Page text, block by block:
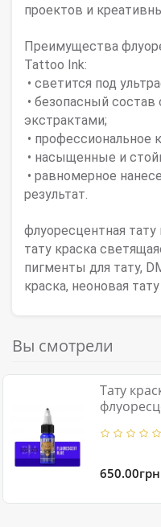
проектов и
Преимущества
Tattoo Ink:
• светится под
• безопасный
экстрактами;
• профессиональное
• насыщенные и
• равномерное
результат.
флуоресцентная тату
тату краска
пигменты для тату,
краска, неоновая
Вы смотрели
Тату